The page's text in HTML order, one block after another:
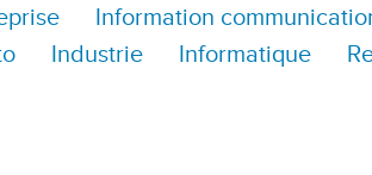
Information
Industrie Informatique